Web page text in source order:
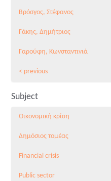
Βρόσγος, Στέφανος
Γάκης, Δημήτριος
Γαρούφη, Κωνσταντινιά
< previous
Subject
Οικονομική κρίση
Δημόσιος τομέας
Financial crisis
Public sector